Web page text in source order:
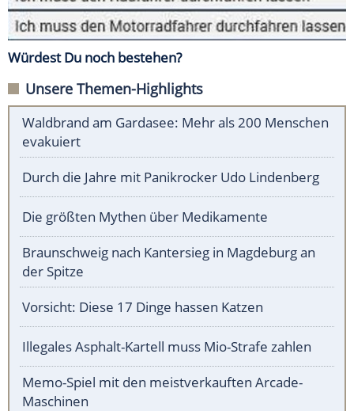
Würdest Du noch bestehen?
Unsere Themen-Highlights
Waldbrand am Gardasee: Mehr als 200 Menschen
evakuiert
Durch die Jahre mit Panikrocker Udo Lindenberg
Die größten Mythen über Medikamente
Braunschweig nach Kantersieg in Magdeburg an
der Spitze
Vorsicht: Diese 17 Dinge hassen Katzen
Illegales Asphalt-Kartell muss Mio-Strafe zahlen
Memo-Spiel mit den meistverkauften Arcade-
Maschinen